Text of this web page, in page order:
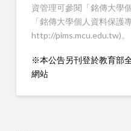
資管理可參閱「銘傳大學
「銘傳大學個人資料保護
http://pims.mcu.edu.tw)。
※本公告另刊登於教育部
網站